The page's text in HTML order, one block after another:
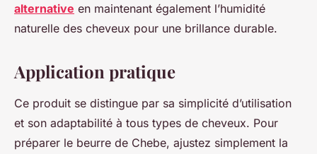
alternative en maintenant également l’humidité
naturelle des cheveux pour une brillance durable.
Application pratique
Ce produit se distingue par sa simplicité d’utilisation
et son adaptabilité à tous types de cheveux. Pour
préparer le beurre de Chebe, ajustez simplement la